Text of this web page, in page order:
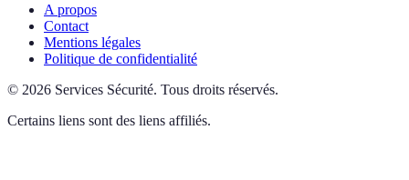
A propos
Contact
Mentions légales
Politique de confidentialité
© 2026 Services Sécurité. Tous droits réservés.
Certains liens sont des liens affiliés.